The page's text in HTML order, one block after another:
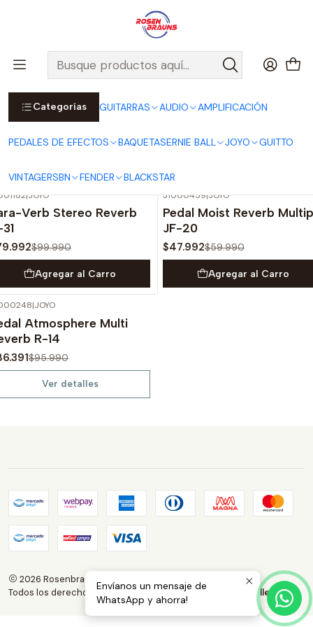
Categorías GUITARRAS AUDIO AMPLIFICACIÓN
PEDALES DE EFECTOS BAQUETASERNIE BALL JOYO GUITTO
VINTAGERSBN FENDER BLACKSTAR
Por compras sobre $25.000 en Santiago urbano, Colina o
Padre Hurtado, incluimos el despacho!
Ver Detalles
Inicio PEDALES DE EFECTOS Pedales de Guitarra Reverbs
Reverbs
Filtros
-20%OFF
|JOYO
Verb Stereo Reverb
$99.990
Agregar al Carro
-20% OFF
31000459|JOYO
Pedal Moist Reverb
JF-20
$47.992$59.990
Agregar al Carro
OFF
Agotado
|JOYO
Atmosphere Multi
R-14
$95.990
Ver detalles
2026 Rosenbrauns Store.
Todos los derechos reservados.Desarrollado por Jumpseller
Envíanos un mensaje de
WhatsApp y ahorra!